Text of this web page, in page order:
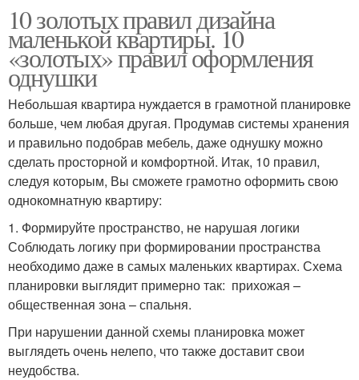
10 золотых правил дизайна
маленькой квартиры. 10
«золотых» правил оформления
однушки
Небольшая квартира нуждается в грамотной планировке
больше, чем любая другая. Продумав системы хранения
и правильно подобрав мебель, даже однушку можно
сделать просторной и комфортной. Итак, 10 правил,
следуя которым, Вы сможете грамотно оформить свою
однокомнатную квартиру:
1. Формируйте пространство, не нарушая логики
Соблюдать логику при формировании пространства
необходимо даже в самых маленьких квартирах. Схема
планировки выглядит примерно так: прихожая –
общественная зона – спальня.
При нарушении данной схемы планировка может
выглядеть очень нелепо, что также доставит свои
неудобства.